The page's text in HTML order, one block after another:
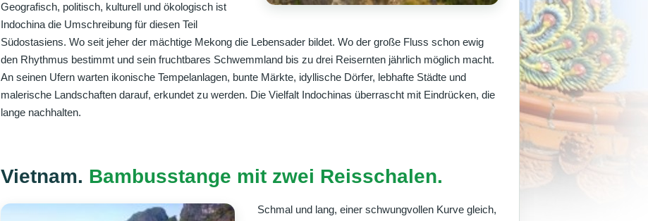
Geografisch, politisch, kulturell und ökologisch ist
Indochina die Umschreibung für diesen Teil
Südostasiens. Wo seit jeher der mächtige Mekong die Lebensader bildet. Wo der große Fluss schon ewig
den Rhythmus bestimmt und sein fruchtbares Schwemmland bis zu drei Reisernten jährlich möglich macht.
An seinen Ufern warten ikonische Tempelanlagen, bunte Märkte, idyllische Dörfer, lebhafte Städte und
malerische Landschaften darauf, erkundet zu werden. Die Vielfalt Indochinas überrascht mit Eindrücken, die
lange nachhalten.
Vietnam. Bambusstange mit zwei Reisschalen.
Schmal und lang, einer schwungvollen Kurve gleich,